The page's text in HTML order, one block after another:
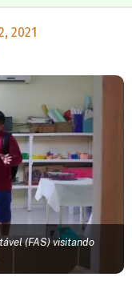
2021
(FAS) visitando